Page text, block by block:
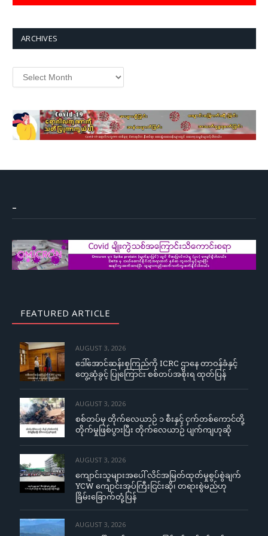
ARCHIVES
Archives
–
FEATURED ARTICLE
AUGUST 3, 2026
ဒေါ်အောင်ဆန်းစုကြည်ကို ICRC ဌာနေ တာဝန်ခံနှင့်
တွေ့ဆုံခွင့် ပြုကြောင်း စစ်တပ်အစိုးရ ထုတ်ပြန်
AUGUST 3, 2026
စစ်တပ်မှ တိုက်လေယာဉ် ၁ စီးနှင့် ငှက်တစ်ကောင်တို့
တိုက်မှုဖြစ်ပွားပြီး တိုက်လေယာဉ် ပျက်ကျဟုဆို
AUGUST 3, 2026
ကျောင်းသူများအပေါ် လိင်အမြတ်ထုတ်မှုစွပ်စွဲချက်
YCW ကျောင်းအုပ်ကြီးငြင်းဆို၊ တရားစွဲမည်ဟု
ခြိမ်းခြောက်တုံ့ပြန်
AUGUST 3, 2026